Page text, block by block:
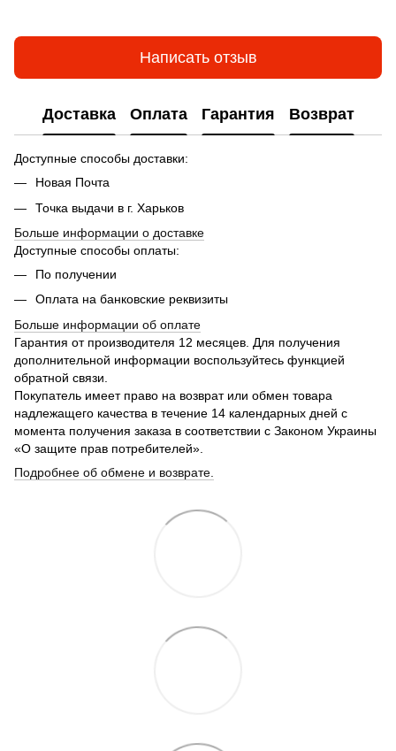
Написать отзыв
Доставка Оплата Гарантия Возврат
Доступные способы доставки:
Новая Почта
Точка выдачи в г. Харьков
Больше информации о доставке
Доступные способы оплаты:
По получении
Оплата на банковские реквизиты
Больше информации об оплате
Гарантия от производителя 12 месяцев. Для получения
дополнительной информации воспользуйтесь функцией
обратной связи.
Покупатель имеет право на возврат или обмен товара
надлежащего качества в течение 14 календарных дней с
момента получения заказа в соответствии с Законом Украины
«О защите прав потребителей».
Подробнее об обмене и возврате.